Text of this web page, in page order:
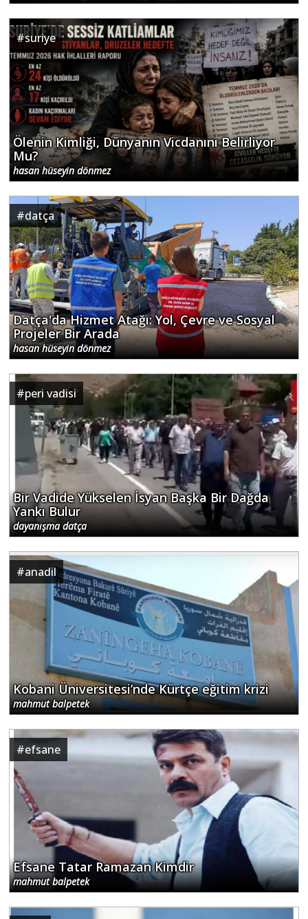
#suriye
Ölenin Kimliği, Dünyanın Vicdanını Belirliyor
Mu?
hasan hüseyin dönmez
#datça
Datça'da Hizmet Atağı: Yol, Çevre ve Sosyal
Projeler Bir Arada
hasan hüseyin dönmez
#peri vadisi
Bir Vadide Yükselen İsyan Başka Bir Dağda
Yankı Bulur
dayanışma datça
#anadil
Kobani Üniversitesi’nde Kürtçe eğitim krizi
mahmut balpetek
#efsane
Efsane Tatar Ramazan Kimdir
mahmut balpetek